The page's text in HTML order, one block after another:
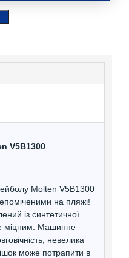
V5B1300
Molten V5B1300
на пляжі!
із синтетичної
міцним. Машинне
невелика
може потрапити в